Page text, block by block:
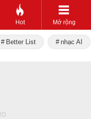
Hot Mở rộng
Better List nhạc AI